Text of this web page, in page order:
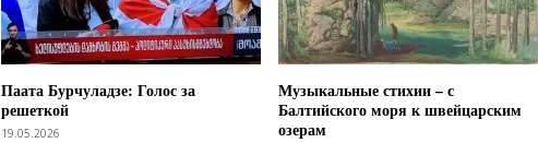
Паата Бурчуладзе: Голос за
решеткой
19.05.2026
Музыкальные стихии – с
Балтийского моря к швейцарским
озерам